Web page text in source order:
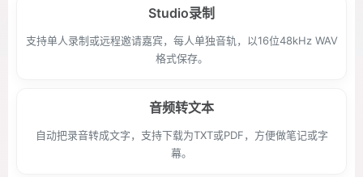
Studio录制
支持单人录制或远程邀请嘉宾，每人单独音轨，以16位48kHz WAV
格式保存。
音频转文本
自动把录音转成文字，支持下载为TXT或PDF，方便做笔记或字
幕。